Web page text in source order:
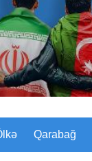
Qarabağ